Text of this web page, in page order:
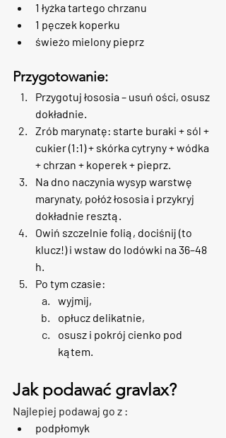
1 łyżka tartego chrzanu
1 pęczek koperku
świeżo mielony pieprz
Przygotowanie:
Przygotuj łososia – usuń ości, osusz
dokładnie.
Zrób marynatę: starte buraki + sól +
cukier (1:1) + skórka cytryny + wódka
+ chrzan + koperek + pieprz.
Na dno naczynia wysyp warstwę
marynaty, połóż łososia i przykryj
dokładnie resztą.
Owiń szczelnie folią, dociśnij (to
klucz!) i wstaw do lodówki na 36–48
h.
Po tym czasie:
wyjmij,
opłucz delikatnie,
osusz i pokrój cienko pod
kątem.
Jak podawać gravlax?
Najlepiej podawaj go z :
podpłomyk